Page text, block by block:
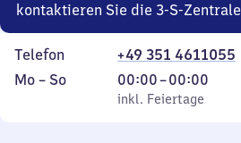
kontaktieren Sie die 3-S-
Telefon
+49 351 4611055
Montag
Mo – So,
inkl. Feiertage
00:00–00:00
Von
0
inkl. Feiertage